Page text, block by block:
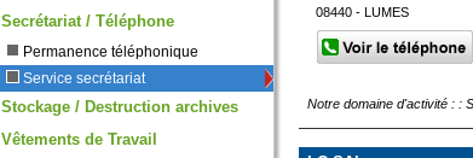
Secrétariat / Téléphone
Permanence téléphonique
Service secrétariat
Stockage / Destruction archives
Vêtements de Travail
08440 - LUMES
Notre domaine d'activité : :